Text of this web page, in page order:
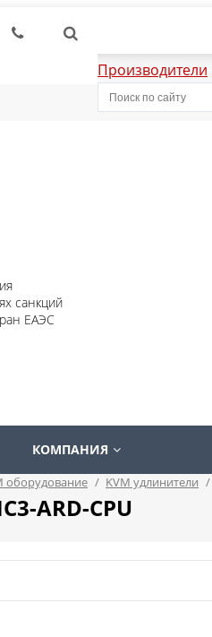
Производители
санкций
ЕАЭС
КОМПАНИЯ
оборудование / KVM удлинители /
ARD-CPU